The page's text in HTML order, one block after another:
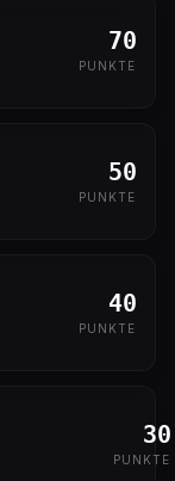
70
PUNKTE
50
PUNKTE
40
PUNKTE
30
PUNKTE